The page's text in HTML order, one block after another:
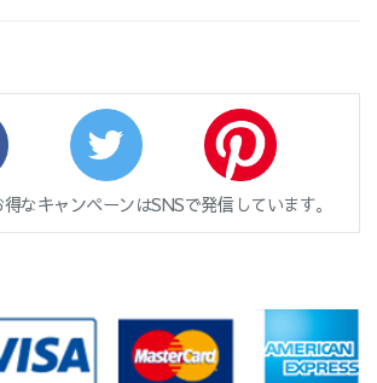
なキャンペーンはSNSで発信しています。